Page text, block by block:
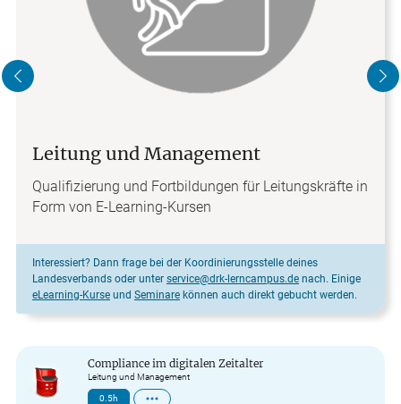
Leitung und Management
Qualifizierung und Fortbildungen für Leitungskräfte in
Form von E-Learning-Kursen
Interessiert? Dann frage bei der Koordinierungsstelle deines
Landesverbands oder unter service@drk-lerncampus.de nach. Einige
eLearning-Kurse und Seminare können auch direkt gebucht werden.
Compliance im digitalen Zeitalter
Leitung und Management
0.5h